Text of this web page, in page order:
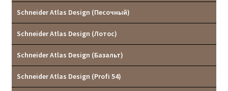
Schneider Atlas Design (Песочный)
Schneider Atlas Design (Лотос)
Schneider Atlas Design (Базальт)
Schneider Atlas Design (Profi 54)